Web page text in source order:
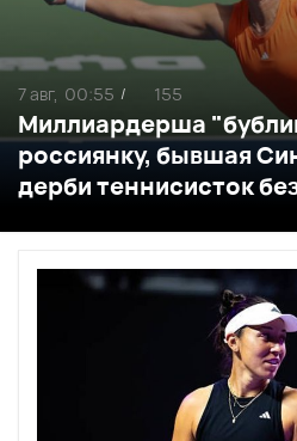
Миллиардерша
россиянку, бывшая
дерби теннисисток
7 авг, 00:55 / 155